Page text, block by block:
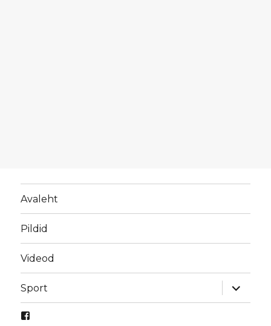
Avaleht
Pildid
Videod
Sport
laienda